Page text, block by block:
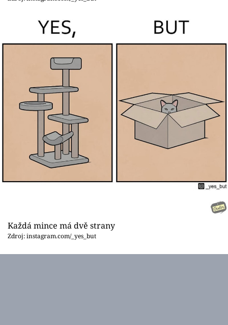
Každá mince má dvě strany
Zdroj: instagram.com/_yes_but